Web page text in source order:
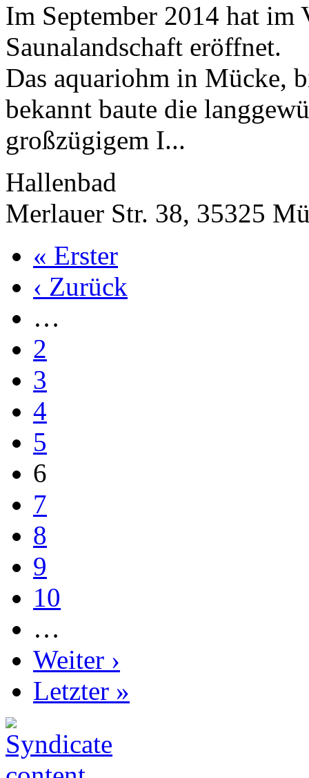
Im September 2014 hat im
Saunalandschaft eröffnet.
Das aquariohm in Mücke,
bekannt baute die
großzügigem I...
Hallenbad
Merlauer Str. 38, 35325
« Erster
‹ Zurück
…
2
3
4
5
6
7
8
9
10
…
Weiter ›
Letzter »